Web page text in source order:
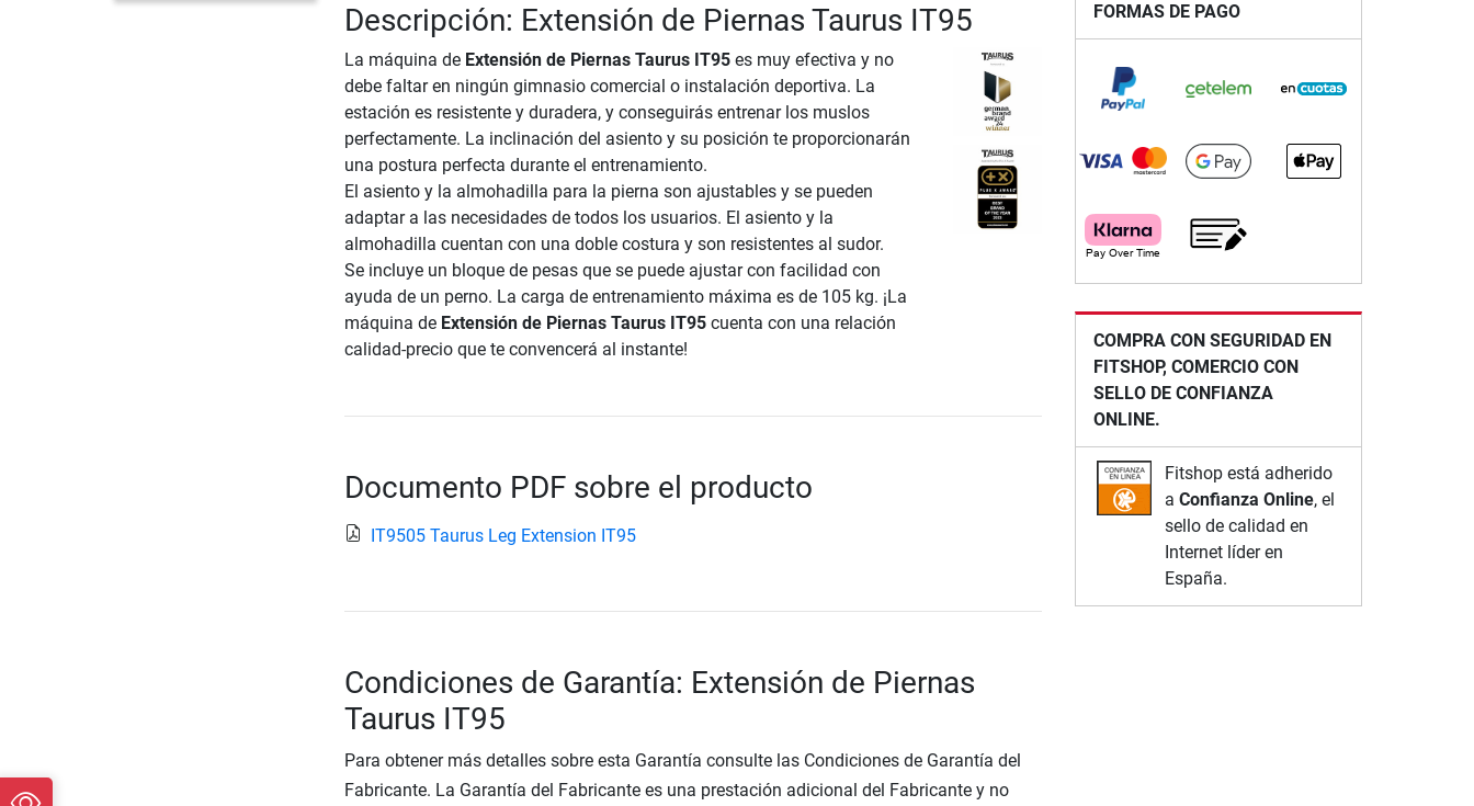
Descripción: Extensión de Piernas Taurus IT95
La máquina de Extensión de Piernas Taurus IT95es muy efectiva y no
debe faltar en ningún gimnasio comercial o instalación deportiva. La
estación es resistente y duradera, y conseguirás entrenar los muslos
perfectamente. La inclinación del asiento y su posición te proporcionarán
una postura perfecta durante el entrenamiento.
El asiento y la almohadilla para la pierna son ajustables y se pueden
adaptar a las necesidades de todos los usuarios. El asiento y la
almohadilla cuentan con una doble costura y son resistentes al sudor.
Se incluye un bloque de pesas que se puede ajustar con facilidad con
ayuda de un perno. La carga de entrenamiento máxima es de 105 kg. ¡La
máquina de Extensión de Piernas Taurus IT95cuenta con una relación
calidad-precio que te convencerá al instante!
Documento PDF sobre el producto
IT9505 Taurus Leg Extension IT95
Condiciones de Garantía: Extensión de Piernas
Taurus IT95
Para obtener más detalles sobre esta Garantía consulte las Condiciones de Garantía del
Fabricante. La Garantía del Fabricante es una prestación adicional del Fabricante y no
FORMAS DE PAGO
COMPRA CON SEGURIDAD EN
FITSHOP, COMERCIO CON
SELLO DE CONFIANZA
ONLINE.
Fitshop está adherido
a Confianza Online, el
sello de calidad en
Internet líder en
España.